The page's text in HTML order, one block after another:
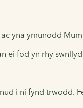
yna ymunodd
ei fod yn rhy
i ni fynd trwodd.